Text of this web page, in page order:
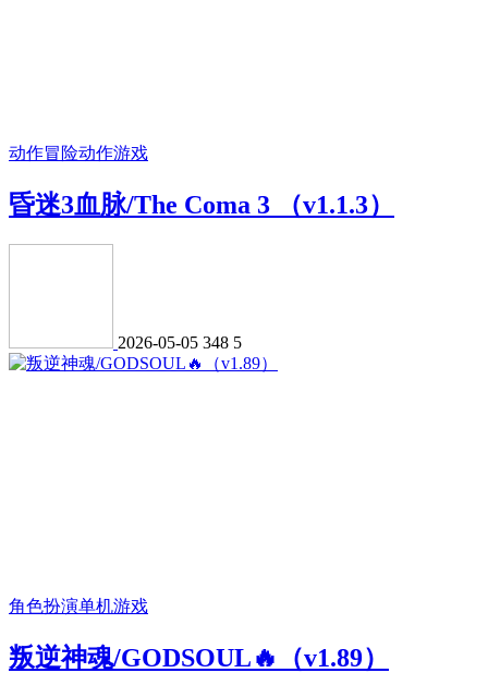
动作冒险动作游戏
昏迷3血脉/The Coma 3 （v1.1.3）
2026-05-05 348 5
角色扮演单机游戏
叛逆神魂/GODSOUL🔥（v1.89）